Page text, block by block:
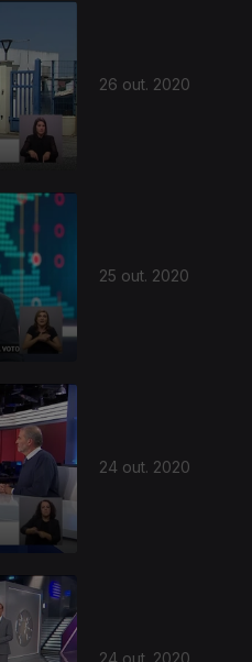
26 out. 2020
25 out. 2020
24 out. 2020
24 out. 2020